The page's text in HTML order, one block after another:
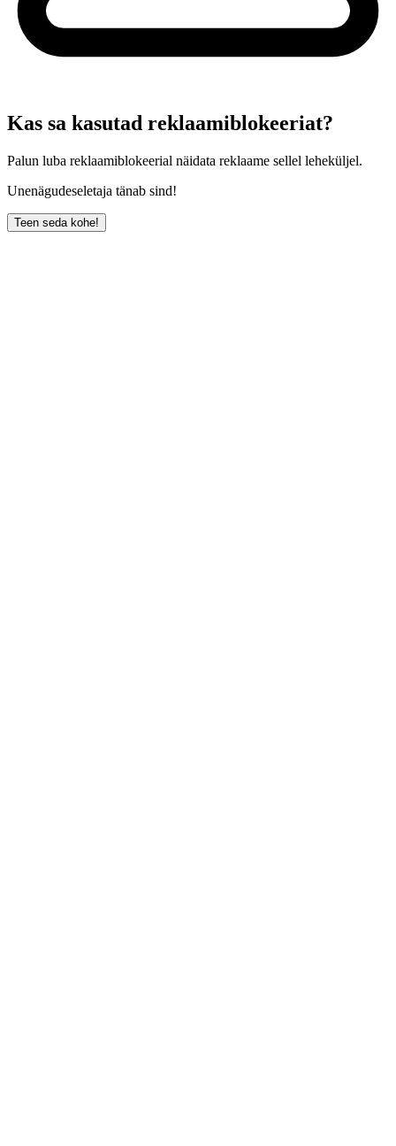
Kas sa kasutad reklaamiblokeeriat?
Palun luba reklaamiblokeerial näidata reklaame sellel leheküljel.
Unenägudeseletaja tänab sind!
Teen seda kohe!